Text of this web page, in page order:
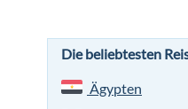
Die beliebtesten
Ägypten